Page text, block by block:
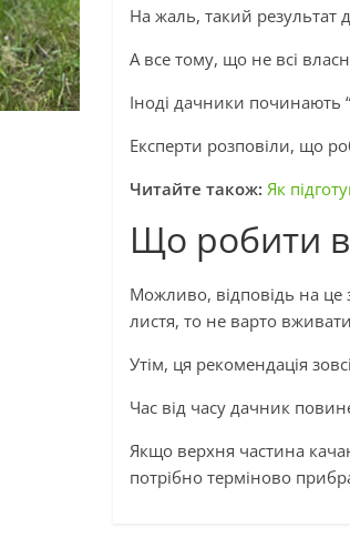
На жаль, такий результат
А все тому, що не всі
Іноді дачники починають
Експерти розповіли, що
Читайте також: Як
Що робити в
Можливо, відповідь на це
листя, то не варто
Утім, ця рекомендація
Час від часу дачник
Якщо верхня частина
потрібно терміново